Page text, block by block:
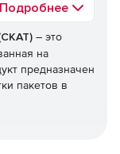
Подробнее
– это
на
предназначен
пакетов в